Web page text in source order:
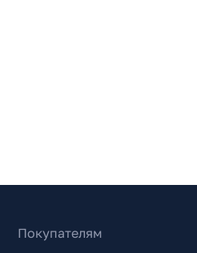
Покупателям